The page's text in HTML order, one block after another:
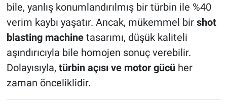
bile, yanlış konumlandırılmış bir türbin ile %40
verim kaybı yaşatır. Ancak, mükemmel bir shot
blasting machinetasarımı, düşük kaliteli
aşındırıcıyla bile homojen sonuç verebilir.
Dolayısıyla, türbin açısı ve motor gücüher
zaman önceliklidir.